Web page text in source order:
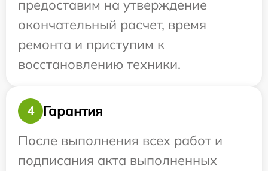
предоставим на утверждение
окончательный расчет, время
ремонта и приступим к
восстановлению техники.
4
Гарантия
После выполнения всех работ и
подписания акта выполненных